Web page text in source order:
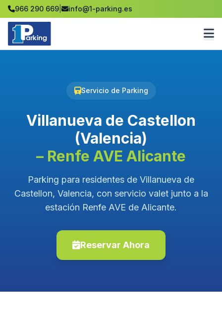
966 290 669 info@1-parking.es
Servicio de Parking
Villanueva de Castellon
(Valencia)
– Renfe AVE Alicante
Parking para residentes de Villanueva de
Castellon, Valencia, con servicio valet junto a la
estación Renfe AVE de Alicante.
Reservar Ahora